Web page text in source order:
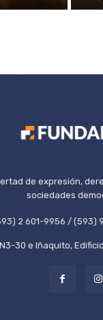
de expresión,
sociedades
2 601-9956 / (593)
30 e Iñaquito,